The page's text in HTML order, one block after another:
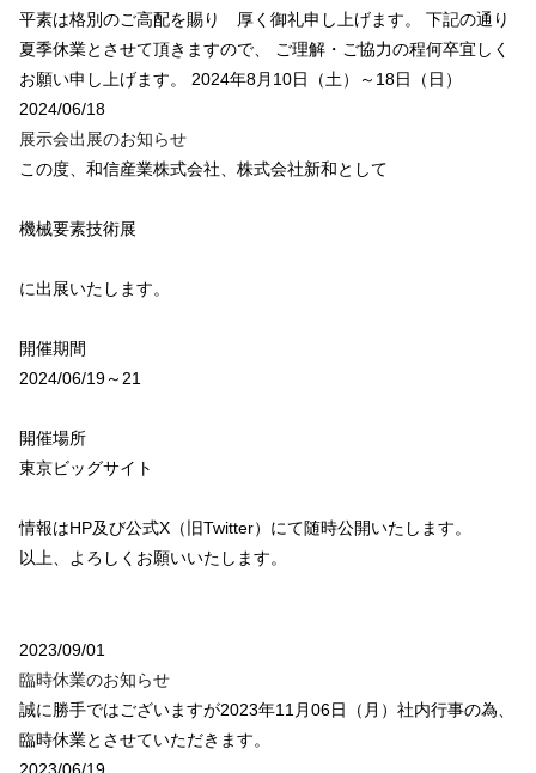
平素は格別のご高配を賜り 厚く御礼申し上げます。 下記の通り
夏季休業とさせて頂きますので、 ご理解・ご協力の程何卒宜しく
お願い申し上げます。 2024年8月10日（土）～18日（日）
2024/06/18
展示会出展のお知らせ
この度、和信産業株式会社、株式会社新和として
機械要素技術展
に出展いたします。
開催期間
2024/06/19～21
開催場所
東京ビッグサイト
情報はHP及び公式X（旧Twitter）にて随時公開いたします。
以上、よろしくお願いいたします。
2023/09/01
臨時休業のお知らせ
誠に勝手ではございますが2023年11月06日（月）社内行事の為、
臨時休業とさせていただきます。
2023/06/19